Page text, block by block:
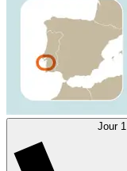
Jour 1